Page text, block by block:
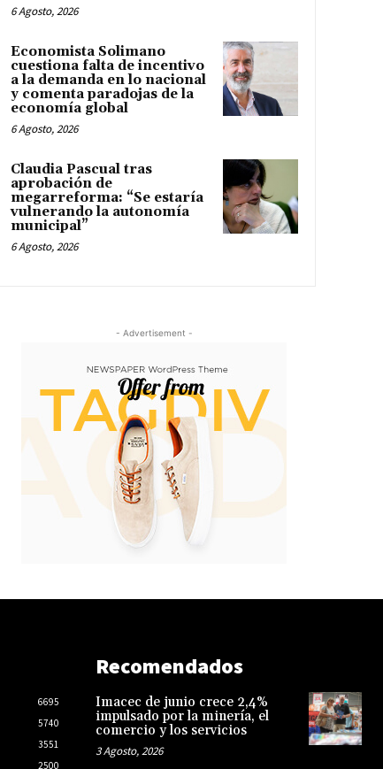
6 Agosto, 2026
Economista Solimano
cuestiona falta de incentivo
a la demanda en lo nacional
y comenta paradojas de la
economía global
6 Agosto, 2026
Claudia Pascual tras
aprobación de
megarreforma: “Se estaría
vulnerando la autonomía
municipal”
6 Agosto, 2026
- Advertisement -
6695
5740
3551
2500
Recomendados
Imacec de junio crece 2,4%
impulsado por la minería, el
comercio y los servicios
3 Agosto, 2026